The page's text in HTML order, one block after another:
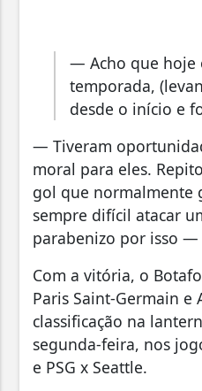
— Acho que hoje
temporada,
desde o início e
— Tiveram
moral para eles.
gol que normalmente
sempre difícil atacar
parabenizo por isso —
Com a vitória, o
Paris Saint-Germain e
classificação na
segunda-feira, nos
e PSG x Seattle.